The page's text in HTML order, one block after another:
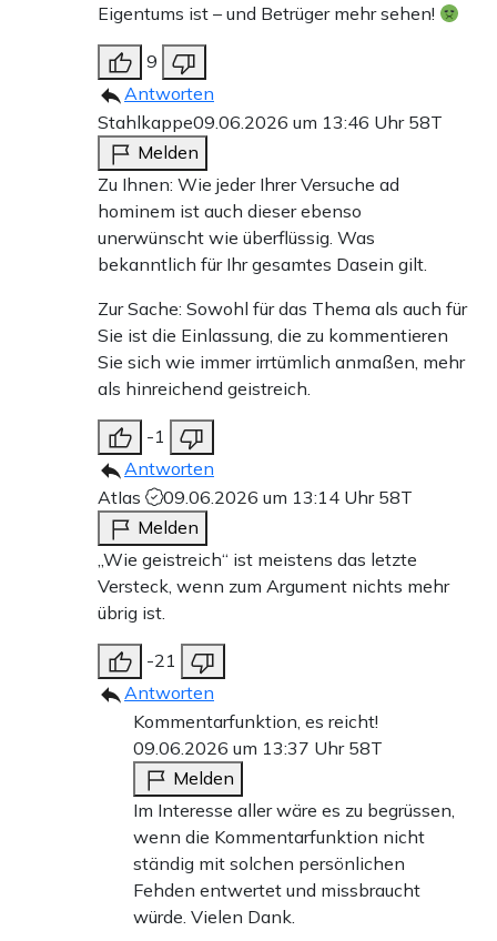
Eigentums ist – und Betrüger mehr sehen!
9
Antworten
Stahlkappe09.06.2026 um 13:46 Uhr 58T
Melden
Zu Ihnen: Wie jeder Ihrer Versuche ad
hominem ist auch dieser ebenso
unerwünscht wie überflüssig. Was
bekanntlich für Ihr gesamtes Dasein gilt.
Zur Sache: Sowohl für das Thema als auch für
Sie ist die Einlassung, die zu kommentieren
Sie sich wie immer irrtümlich anmaßen, mehr
als hinreichend geistreich.
-1
Antworten
AtIas
09.06.2026 um 13:14 Uhr 58T
Melden
„Wie geistreich“ ist meistens das letzte
Versteck, wenn zum Argument nichts mehr
übrig ist.
-21
Antworten
Kommentarfunktion, es reicht!
09.06.2026 um 13:37 Uhr 58T
Melden
Im Interesse aller wäre es zu begrüssen,
wenn die Kommentarfunktion nicht
ständig mit solchen persönlichen
Fehden entwertet und missbraucht
würde. Vielen Dank.